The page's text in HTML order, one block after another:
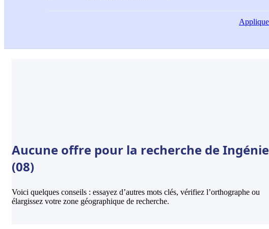
Aucune offre pour la recherche de
(08)
Voici quelques conseils : essayez d’autres mots clés, vérifiez l’orthographe ou
élargissez votre zone géographique de recherche.